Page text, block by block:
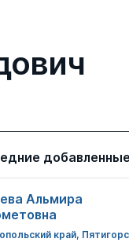
Альмира
край,